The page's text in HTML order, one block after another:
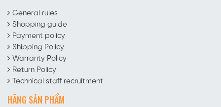
General rules
Shopping guide
Payment policy
Shipping Policy
Warranty Policy
Return Policy
Technical staff recruitment
HÃNG SẢN PHẨM